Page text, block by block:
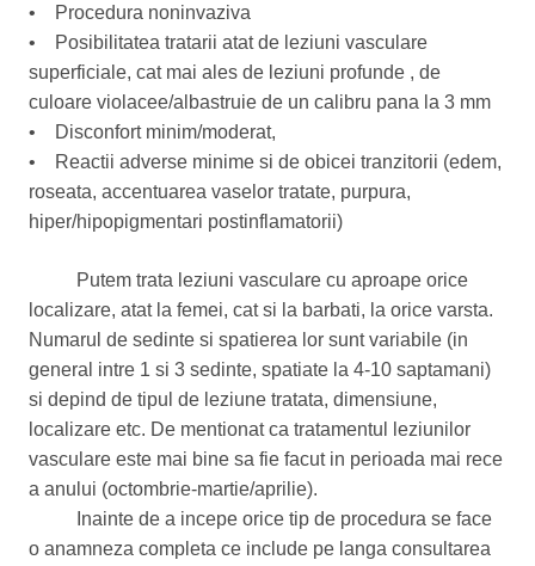
• Procedura noninvaziva
• Posibilitatea tratarii atat de leziuni vasculare
superficiale, cat mai ales de leziuni profunde , de
culoare violacee/albastruie de un calibru pana la 3 mm
• Disconfort minim/moderat,
• Reactii adverse minime si de obicei tranzitorii (edem,
roseata, accentuarea vaselor tratate, purpura,
hiper/hipopigmentari postinflamatorii)
Putem trata leziuni vasculare cu aproape orice
localizare, atat la femei, cat si la barbati, la orice varsta.
Numarul de sedinte si spatierea lor sunt variabile (in
general intre 1 si 3 sedinte, spatiate la 4-10 saptamani)
si depind de tipul de leziune tratata, dimensiune,
localizare etc. De mentionat ca tratamentul leziunilor
vasculare este mai bine sa fie facut in perioada mai rece
a anului (octombrie-martie/aprilie).
Inainte de a incepe orice tip de procedura se face
o anamneza completa ce include pe langa consultarea